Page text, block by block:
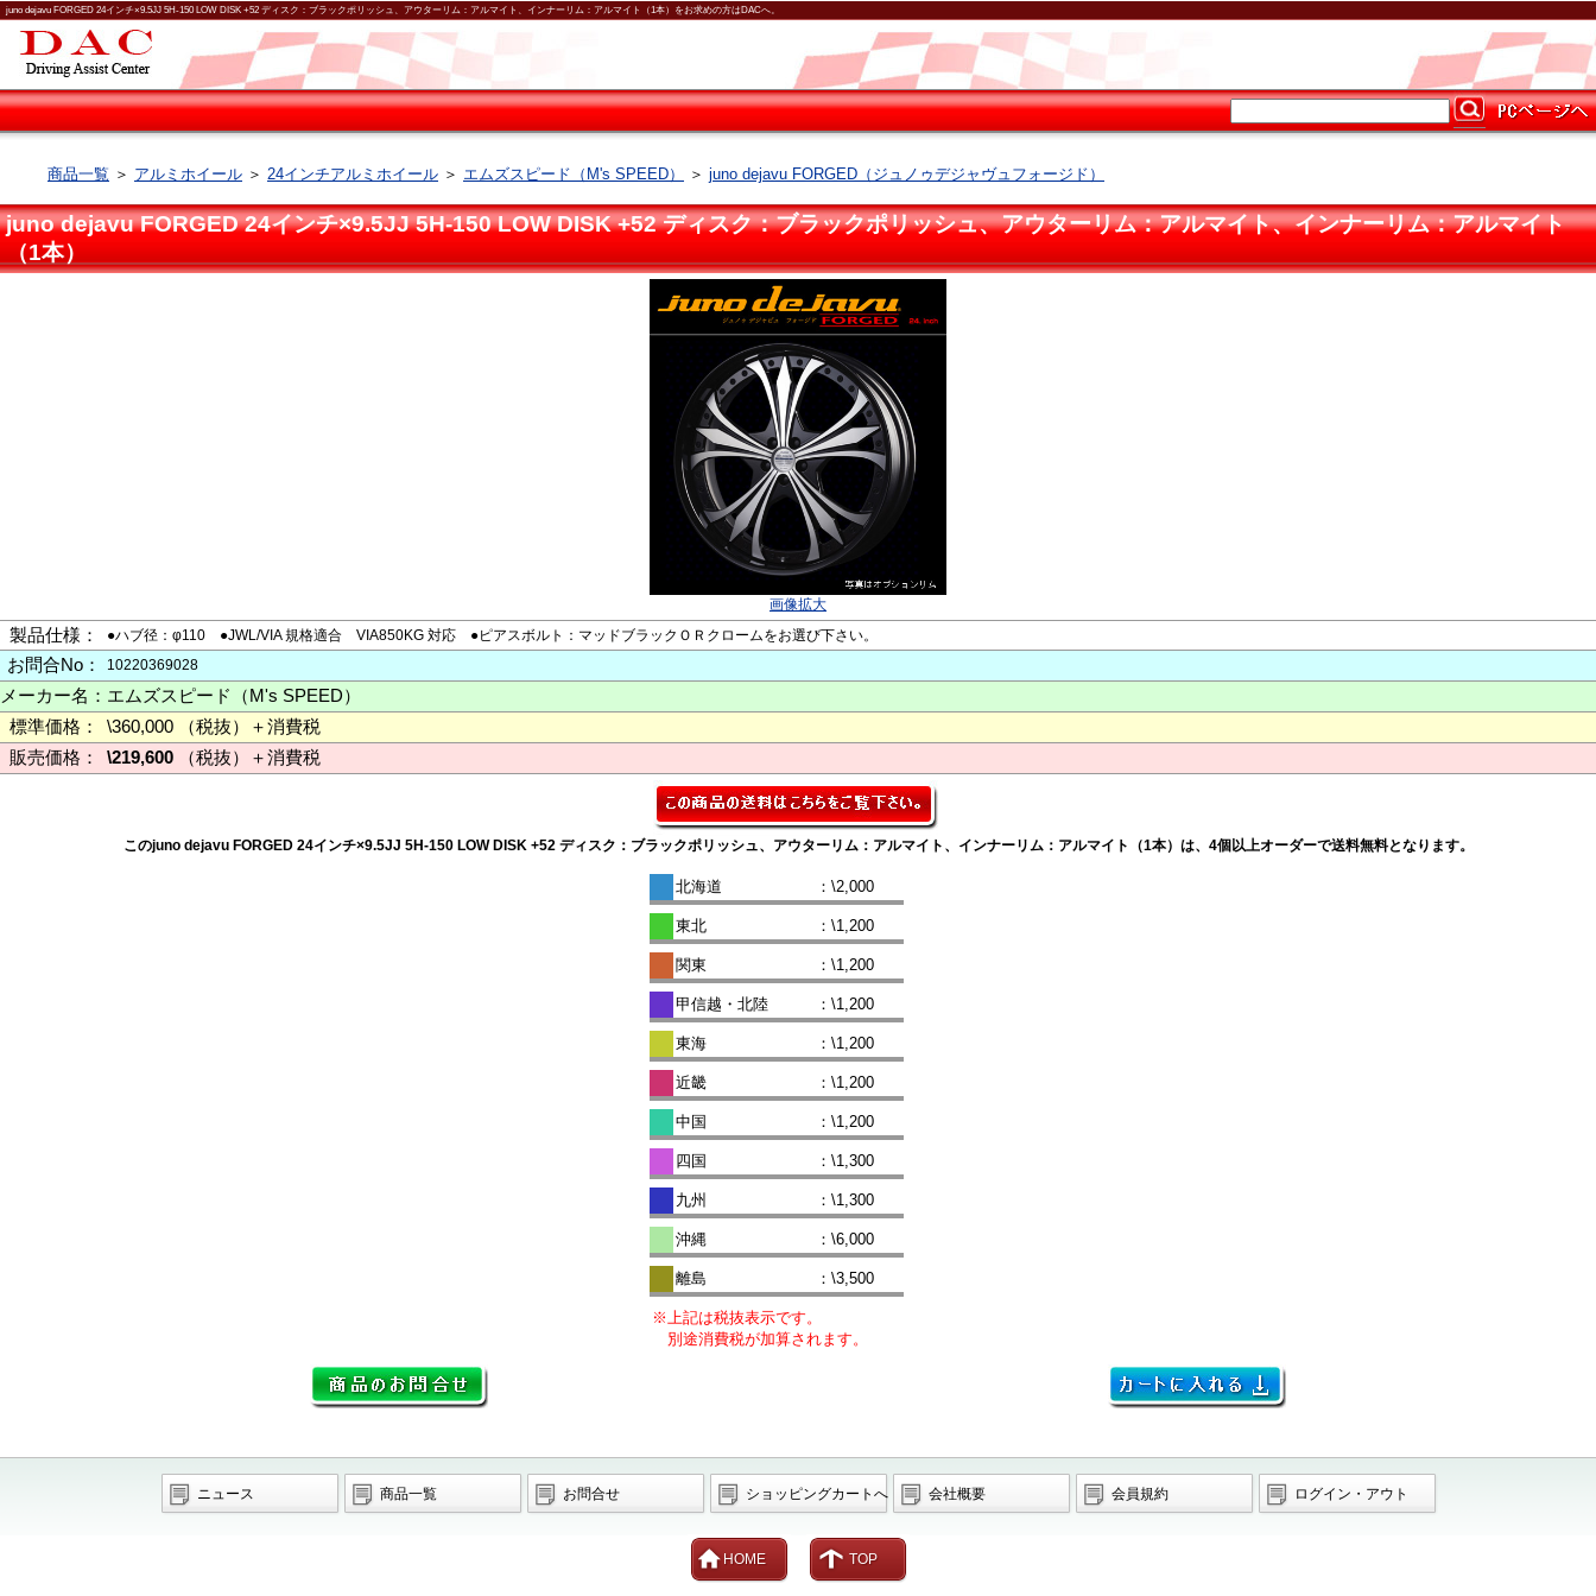
juno dejavu FORGED 24インチ×9.5JJ 5H-150 LOW DISK +52 ディスク：ブラックポリッシュ、アウターリム：アルマイト、インナーリム：アルマイト（1本）をお求めの方はDACへ。
商品一覧 ＞ アルミホイール ＞ 24インチアルミホイール ＞ エムズスピード（M's SPEED） ＞ juno dejavu FORGED（ジュノゥデジャヴュフォージド）
juno dejavu FORGED 24インチ×9.5JJ 5H-150 LOW DISK +52 ディスク：ブラックポリッシュ、アウターリム：アルマイト、インナーリム：アルマイト
（1本）
画像拡大
製品仕様： ●ハブ径：φ110 ●JWL/VIA 規格適合 VIA850KG 対応 ●ピアスボルト：マッドブラックＯＲクロームをお選び下さい。
お問合No： 10220369028
メーカー名： エムズスピード（M's SPEED）
標準価格：
\360,000 （税抜）＋消費税
販売価格：
\219,600 （税抜）＋消費税
このjuno dejavu FORGED 24インチ×9.5JJ 5H-150 LOW DISK +52 ディスク：ブラックポリッシュ、アウターリム：アルマイト、インナーリム：アルマイト（1本）は、4個以上オーダーで送料無料となります。
北海道 ：\2,000
東北 ：\1,200
関東 ：\1,200
甲信越・北陸 ：\1,200
東海 ：\1,200
近畿 ：\1,200
中国 ：\1,200
四国 ：\1,300
九州 ：\1,300
沖縄 ：\6,000
離島 ：\3,500
※上記は税抜表示です。
別途消費税が加算されます。
ニュース 商品一覧 お問合せ ショッピングカートへ 会社概要 会員規約 ログイン・アウト
HOME TOP